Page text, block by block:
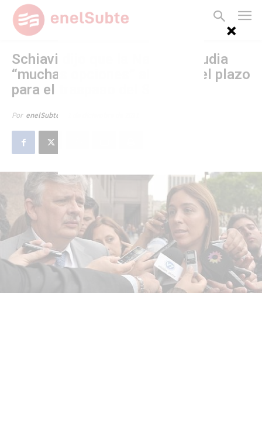
Schiavi dijo que la Nación estudia
“muchas opciones” al vencer el plazo
para el traspaso del Subte
Por enelSubte